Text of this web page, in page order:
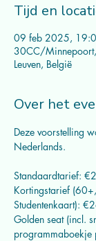
Tijd en
09 feb 2025,
30CC/
Leuven, België
Over het
Deze voorstelling
Nederlands.
Standaardtarief:
Kortingstarief
Studentenkaart):
Golden seat (incl.